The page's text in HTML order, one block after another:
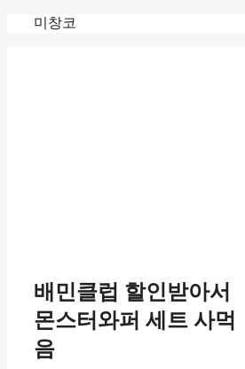
미창코
배민클럽 할인받아서
몬스터와퍼 세트 사먹
음